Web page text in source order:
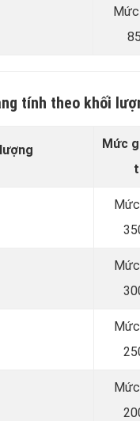
tính theo khối
Mức